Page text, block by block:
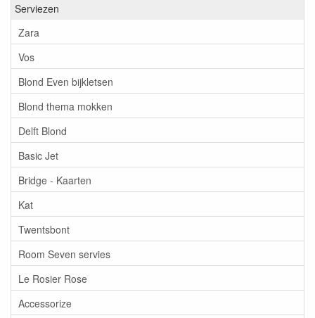
Serviezen
Zara
Vos
Blond Even bijkletsen
Blond thema mokken
Delft Blond
Basic Jet
Bridge - Kaarten
Kat
Twentsbont
Room Seven servies
Le Rosier Rose
Accessorize